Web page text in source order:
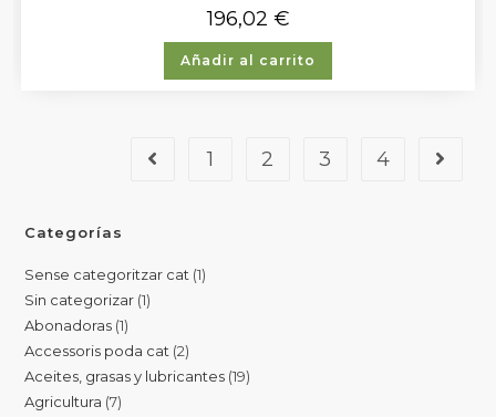
196,02 €
Añadir al carrito
1 2 3 4
Categorías
Sense categoritzar cat 1
Sin categorizar 1
Abonadoras 1
Accessoris poda cat 2
Aceites, grasas y lubricantes 19
Agricultura 7